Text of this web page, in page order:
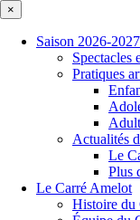
×
Saison 2026-2027
Spectacles
Pratiques
Actualités
Le
Plus
Le Carré Amelot
Histoire du